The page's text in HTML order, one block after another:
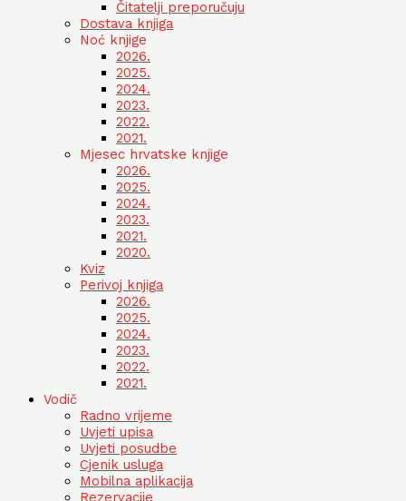
Čitatelji preporučuju
Dostava knjiga
Noć knjige
2026.
2025.
2024.
2023.
2022.
2021.
Mjesec hrvatske knjige
2026.
2025.
2024.
2023.
2021.
2020.
Kviz
Perivoj knjiga
2026.
2025.
2024.
2023.
2022.
2021.
Vodič
Radno vrijeme
Uvjeti upisa
Uvjeti posudbe
Cjenik usluga
Mobilna aplikacija